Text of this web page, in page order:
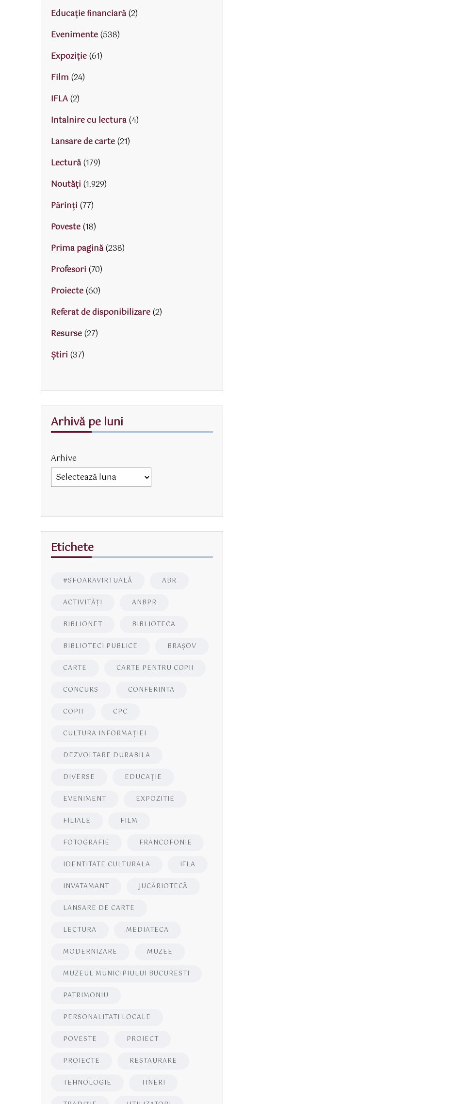
Educaţie financiară(2)
Evenimente(538)
Expoziție(61)
Film (24)
IFLA(2)
Intalnire cu lectura(4)
Lansare de carte(21)
Lectură(179)
Noutăți (1.929)
Părinţi (77)
Poveste(18)
Prima pagină(238)
Profesori (70)
Proiecte(60)
Referat de disponibilizare(2)
Resurse(27)
Știri (37)
Arhivă pe luni
Arhive
Etichete
#SFOARAVIRTUALĂ ABR
ACTIVITĂŢI ANBPR
BIBLIONET BIBLIOTECA
BIBLIOTECI PUBLICE BRAŞOV
CARTE CARTE PENTRU COPII
CONCURS CONFERINTA
COPII CPC
CULTURA INFORMAŢIEI
DEZVOLTARE DURABILA
DIVERSE EDUCAŢIE
EVENIMENT EXPOZITIE
FILIALE FILM
FOTOGRAFIE FRANCOFONIE
IDENTITATE CULTURALA IFLA
INVATAMANT JUCĂRIOTECĂ
LANSARE DE CARTE
LECTURA MEDIATECA
MODERNIZARE MUZEE
MUZEUL MUNICIPIULUI BUCURESTI
PATRIMONIU
PERSONALITATI LOCALE
POVESTE PROIECT
PROIECTE RESTAURARE
TEHNOLOGIE TINERI